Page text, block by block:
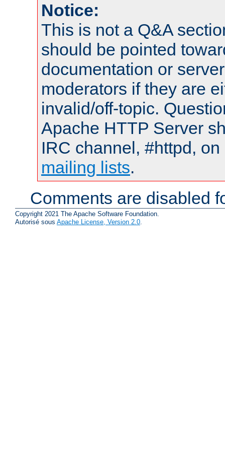
Notice:
This is not a Q&A
should be pointed
documentation or
moderators if they are
invalid/off-topic.
Apache HTTP Server
IRC channel, #httpd,
mailing lists.
Comments are disabled
Copyright 2021 The Apache Software Foundation.
Autorisé sous Apache License, Version 2.0